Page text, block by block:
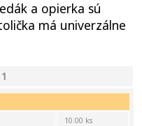
a opierka sú
má univerzálne
10.00 ks